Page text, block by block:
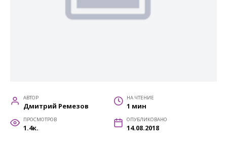
АВТОР
Дмитрий Ремезов
НА ЧТЕНИЕ
1 мин
ПРОСМОТРОВ
1.4к.
ОПУБЛИКОВАНО
14.08.2018